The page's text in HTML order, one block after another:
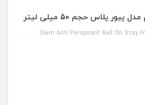
پلاس حجم 50 میلی لیتر
Olem Anti Perspirant Roll On Stay